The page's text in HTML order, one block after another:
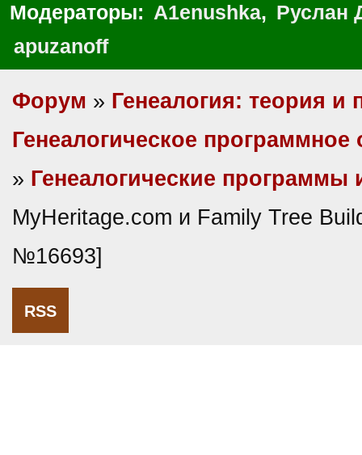
Модераторы: A1enushka, Руслан
apuzanoff
Форум » Генеалогия: теория и
Генеалогическое программное
» Генеалогические программы
MyHeritage.com и Family Tree
№16693]
RSS